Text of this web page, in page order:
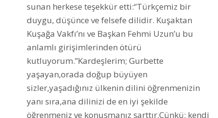
sunan herkese teşekkür etti:“Türkçemiz bir
duygu, düşünce ve felsefe dilidir. Kuşaktan
Kuşağa Vakfı’nı ve Başkan Fehmi Uzun’u bu
anlamlı girişimlerinden ötürü
kutluyorum.”Kardeşlerim; Gurbette
yaşayan,orada doğup büyüyen
sizler,yaşadığınız ülkenin dilini öğrenmenizin
yanı sıra,ana dilinizi de en iyi şekilde
öğrenmeniz ve konuşmanız şarttır.Çünkü; kendi